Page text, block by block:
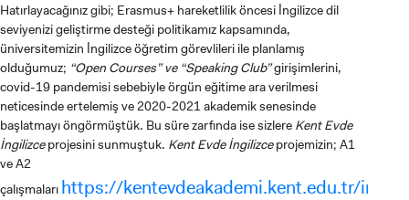
Hatırlayacağınız gibi; Erasmus+ hareketlilik öncesi İngilizce dil
seviyenizi geliştirme desteği politikamız kapsamında,
üniversitemizin İngilizce öğretim görevlileri ile planlamış
olduğumuz; “Open Courses” ve “Speaking Club”girişimlerini,
covid-19 pandemisi sebebiyle örgün eğitime ara verilmesi
neticesinde ertelemiş ve 2020-2021 akademik senesinde
başlatmayı öngörmüştük. Bu süre zarfında ise sizlere Kent Evde
İngilizceprojesini sunmuştuk. Kent Evde İngilizceprojemizin; A1
ve A2
çalışmaları https://kentevdeakademi.kent.edu.tr/